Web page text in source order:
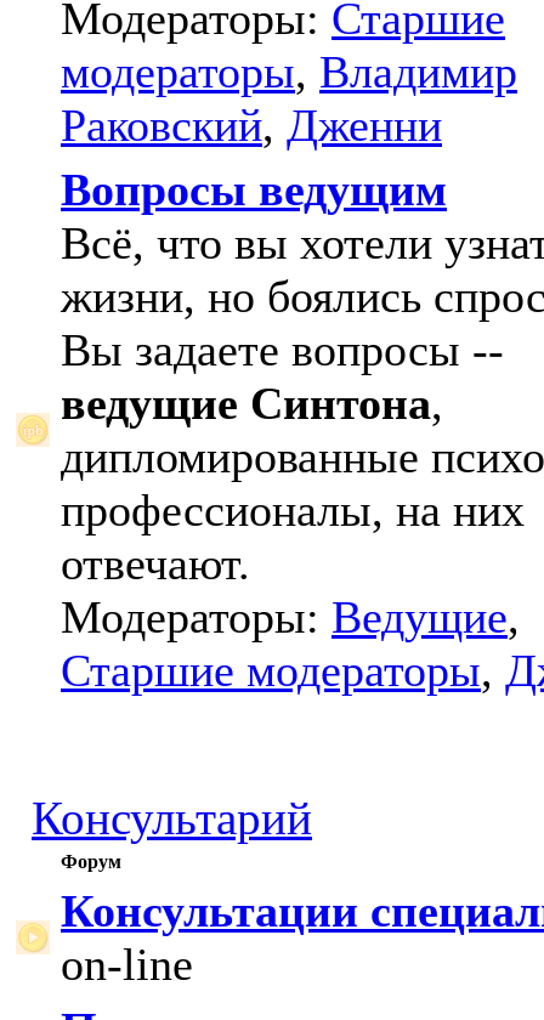
Модераторы: Старшие
модераторы, Владимир
Раковский, Дженни
Вопросы ведущим
Всё, что вы хотели
жизни, но боялись
Вы задаете вопросы --
ведущие Синтона,
дипломированные
профессионалы, на них
отвечают.
Модераторы: Ведущие,
Старшие модераторы,
Консультарий
Форум
Консультации
on-line